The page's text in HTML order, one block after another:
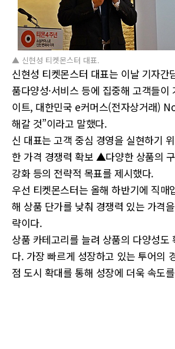
▲ 신현성 티켓몬스터 대표.
신현성 티켓몬스터 대표는 이날 기자간
품다양성·서비스 등에 집중해 고객들이
이트, 대한민국 e커머스(전자상거래)
해갈 것”이라고 말했다.
신 대표는 고객 중심 경영을 실현하기
한 가격 경쟁력 확보 ▲다양한 상품의
강화 등의 전략적 목표를 제시했다.
우선 티켓몬스터는 올해 하반기에 직매
해 상품 단가를 낮춰 경쟁력 있는 가격
략이다.
상품 카테고리를 늘려 상품의 다양성도
다. 가장 빠르게 성장하고 있는 투어의
점 도시 확대를 통해 성장에 더욱 속도